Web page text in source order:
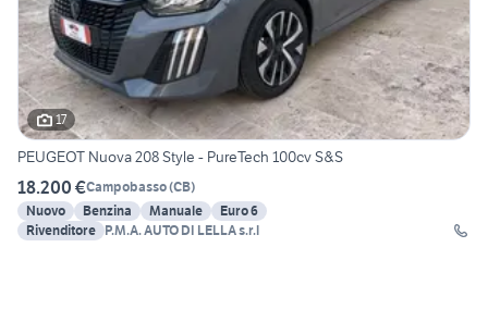
17
PEUGEOT Nuova 208 Style - PureTech 100cv S&S
18.200 €Campobasso(CB)
Nuovo
Benzina Manuale
Euro 6
Rivenditore P.M.A. AUTO DI LELLA s.r.l